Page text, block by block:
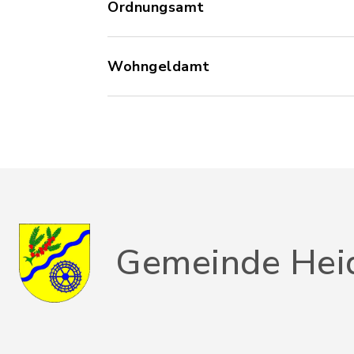
Ordnungsamt
Wohngeldamt
Gemeinde